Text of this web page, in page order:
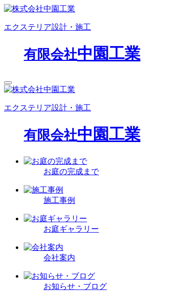
エクステリア設計・施工
有限会社中園工業
エクステリア設計・施工
有限会社中園工業
お庭の完成まで
施工事例
お庭ギャラリー
会社案内
お知らせ・ブログ